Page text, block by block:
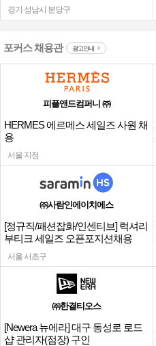
경기 성남시 분당구
포커스 채용관 광고안내
피플앤드컴퍼니 ㈜
HERMES 에르메스 세일즈 사원 채
용
서울 지점
㈜사람인에이치에스
[정규직/패션잡화/인센티브] 럭셔리
부티크 세일즈 오픈포지션채용
서울 서초구
㈜한결티오스
[Newera 뉴에라] 대구 동성로 로드
샵 관리자(점장) 구인